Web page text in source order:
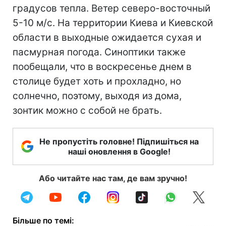
градусов тепла. Ветер северо-восточный
5-10 м/c. На территории Киева и Киевской
области в выходные ожидается сухая и
пасмурная погода. Синоптики также
пообещали, что в воскресенье днем в
столице будет хоть и прохладно, но
солнечно, поэтому, выходя из дома,
зонтик можно с собой не брать.
Не пропустіть головне! Підпишіться на
наші оновлення в Google!
Або читайте нас там, де вам зручно!
Більше по темі: